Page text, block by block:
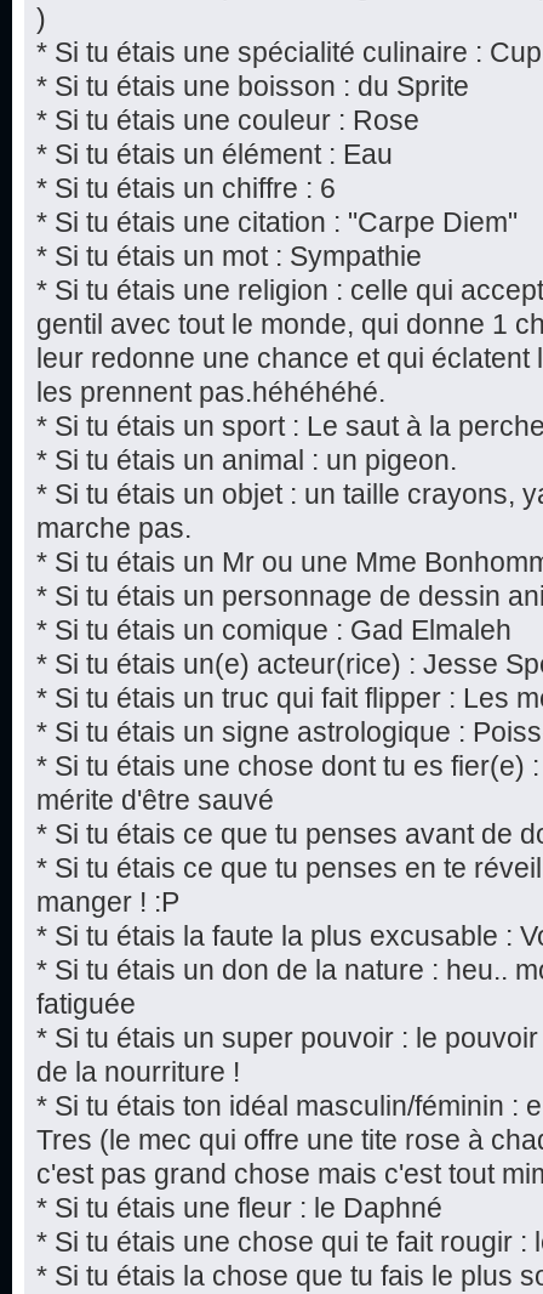
)
* Si tu étais une spécialité culinaire :
* Si tu étais une boisson : du Sprite
* Si tu étais une couleur : Rose
* Si tu étais un élément : Eau
* Si tu étais un chiffre : 6
* Si tu étais une citation : "Carpe Diem"
* Si tu étais un mot : Sympathie
* Si tu étais une religion : celle qui
gentil avec tout le monde, qui donne 1
leur redonne une chance et qui
les prennent pas.héhéhéhé.
* Si tu étais un sport : Le saut à la
* Si tu étais un animal : un pigeon.
* Si tu étais un objet : un taille crayons,
marche pas.
* Si tu étais un Mr ou une Mme
* Si tu étais un personnage de dessin
* Si tu étais un comique : Gad Elmaleh
* Si tu étais un(e) acteur(rice) : Jesse
* Si tu étais un truc qui fait flipper : Les
* Si tu étais un signe astrologique :
* Si tu étais une chose dont tu es fier(e)
mérite d'être sauvé
* Si tu étais ce que tu penses avant de
* Si tu étais ce que tu penses en te
manger ! :P
* Si tu étais la faute la plus excusable :
* Si tu étais un don de la nature : heu..
fatiguée
* Si tu étais un super pouvoir : le
de la nourriture !
* Si tu étais ton idéal masculin/féminin :
Tres (le mec qui offre une tite rose à
c'est pas grand chose mais c'est tout
* Si tu étais une fleur : le Daphné
* Si tu étais une chose qui te fait rougir :
* Si tu étais la chose que tu fais le plus